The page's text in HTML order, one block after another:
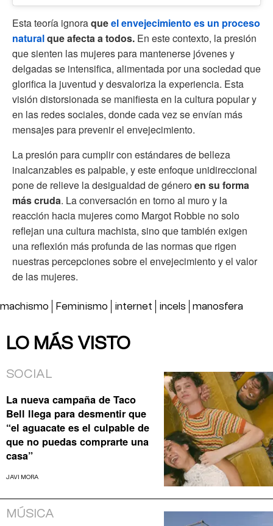
Esta teoría ignoraqueel envejecimiento es un proceso
naturalque afecta a todos. En este contexto, la presión
que sienten las mujeres para mantenerse jóvenes y
delgadas se intensifica, alimentada por una sociedad que
glorifica la juventud y desvaloriza la experiencia. Esta
visión distorsionada se manifiesta en la cultura popular y
en las redes sociales, donde cada vez se envían más
mensajes para prevenir el envejecimiento.
La presión para cumplir con estándares de belleza
inalcanzables es palpable, y este enfoque unidireccional
pone de relieve la desigualdad de géneroen su forma
más cruda. La conversación en torno al muro y la
reacción hacia mujeres como Margot Robbie no solo
reflejan una cultura machista, sino que también exigen
una reflexión más profunda de las normas que rigen
nuestras percepciones sobre el envejecimiento y el valor
de las mujeres.
machismo Feminismo internet incels manosfera
LO MÁS VISTO
SOCIAL
La nueva campaña de Taco
Bell llega para desmentir que
“el aguacate es el culpable de
que no puedas comprarte una
casa”
JAVI MORA
MÚSICA